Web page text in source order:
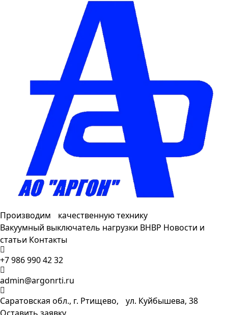
Производим качественную технику
Вакуумный выключатель нагрузки ВНВР Новости и
статьи Контакты
+7 986 990 42 32
admin@argonrti.ru
Саратовская обл., г. Ртищево, ул. Куйбышева, 38